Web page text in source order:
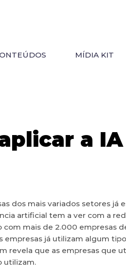
MÍDIA KIT
a
dos mais variados setores já
artificial tem a ver com a
com mais de 2.000 empresas
empresas já utilizam algum
revela que as empresas que
utilizam.